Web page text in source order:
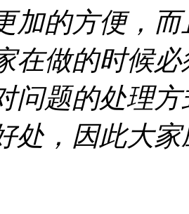
加的方便，
在做的时候
问题的处理
处，因此大